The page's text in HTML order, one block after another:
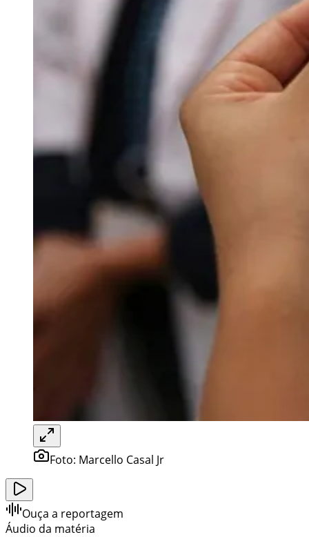
Foto: Marcello Casal Jr
Ouça a reportagem
Áudio da matéria